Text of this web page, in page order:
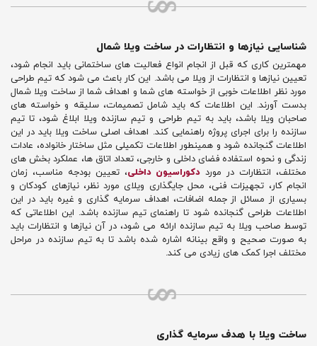
شناسایی نیازها و انتظارات در ساخت ویلا شمال
مهمترین کاری که قبل از انجام انواع فعالیت های ساختمانی باید انجام شود،
تعیین نیازها و انتظارات از ویلا می باشد. این کار باعث می شود که تیم طراحی
مورد نظر اطلاعات خوبی از خواسته های شما و اهداف شما از ساخت ویلا شمال
بدست آورند. این اطلاعات که باید شامل تصمیمات، سلیقه و خواسته های
صاحبان ویلا باشد، باید به تیم طراحی و تیم سازنده ویلا ابلاغ شود، تا تیم
سازنده را برای اجرای پروژه راهنمایی کند. اهداف اصلی ساخت ویلا باید در این
اطلاعات گنجانده شود و همینطور اطلاعات تکمیلی مثل ساختار خانواده، عادات
زندگی و نحوه استفاده فضای داخلی و خارجی، تعداد اتاق ها، عملکرد بخش های
مختلف، انتظارات در مورد دکوراسیون داخلی، تعیین بودجه مناسب، زمان
انجام کار، تجهیزات فنی، محل جایگذاری ویلای مورد نظر، نیازهای کودکان و
بسیاری از مسائل از جمله اضافات، اهداف سرمایه گذاری و غیره باید در این
اطلاعات طراحی گنجانده شود تا راهنمای تیم سازنده باشد. این اطلاعاتی که
توسط صاحب ویلا به تیم سازنده ارائه می شود، در آن نیازها و انتظارات باید
به صورت صحیح و واقع بینانه اشاره شده باشد تا به تیم سازنده در مراحل
مختلف اجرا کمک های زیادی می کند.
ساخت ویلا با هدف سرمایه گذاری